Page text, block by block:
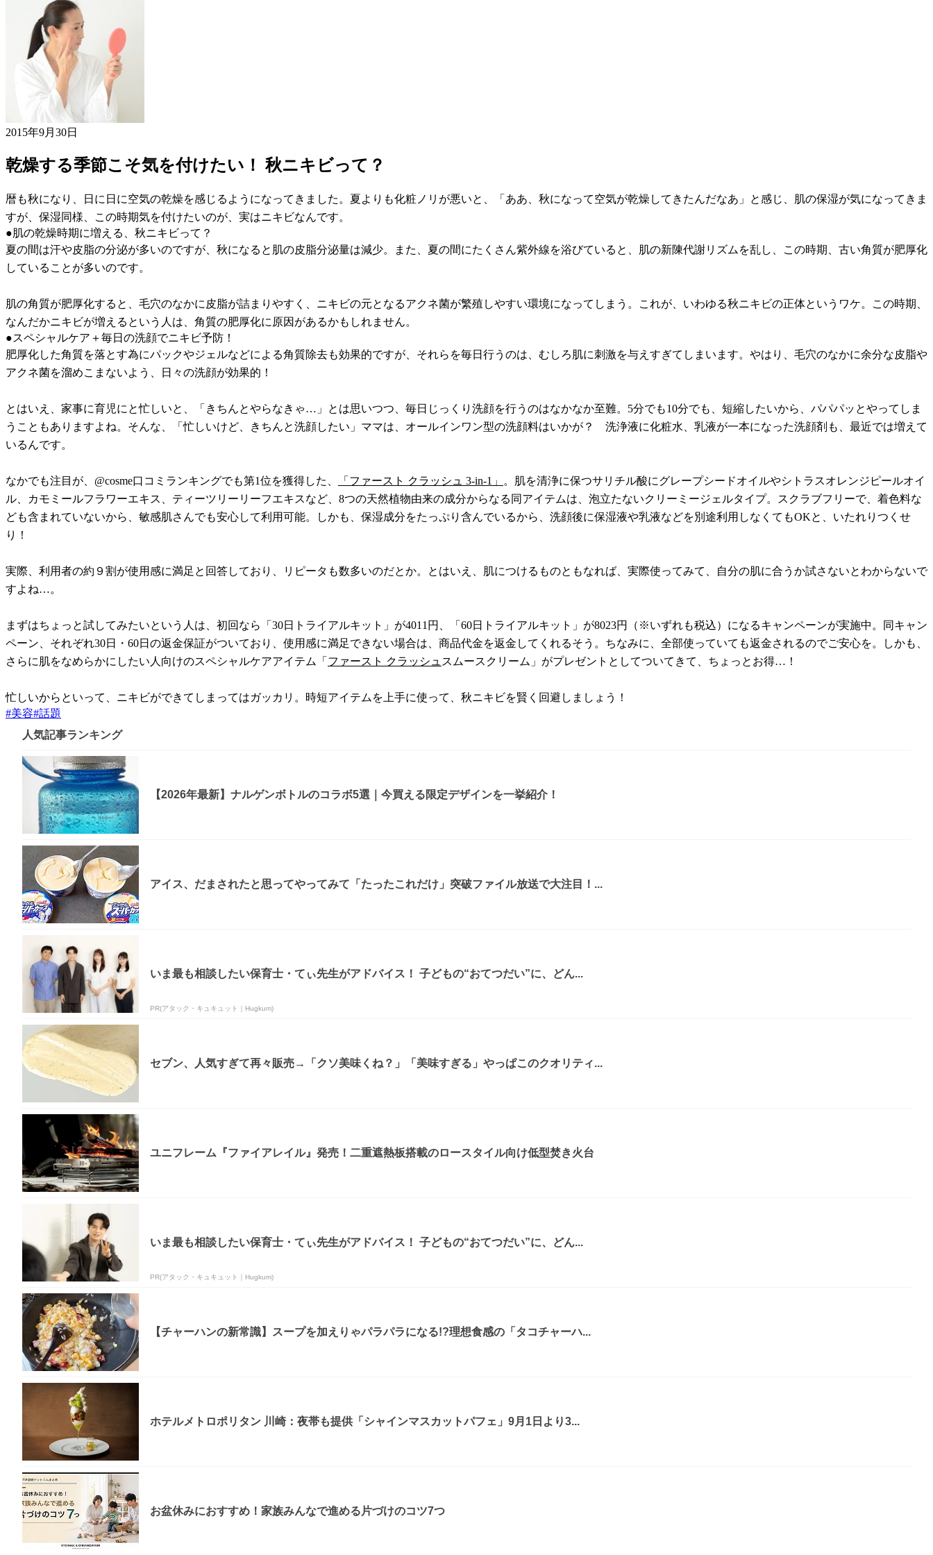
2015年9月30日
乾燥する季節こそ気を付けたい！ 秋ニキビって？
暦も秋になり、日に日に空気の乾燥を感じるようになってきました。夏よりも化粧ノリが悪いと、「ああ、秋になって空気が乾燥してきたんだなあ」と感じ、肌の保湿が気になってきま
すが、保湿同様、この時期気を付けたいのが、実はニキビなんです。
●肌の乾燥時期に増える、秋ニキビって？
夏の間は汗や皮脂の分泌が多いのですが、秋になると肌の皮脂分泌量は減少。また、夏の間にたくさん紫外線を浴びていると、肌の新陳代謝リズムを乱し、この時期、古い角質が肥厚化
していることが多いのです。
肌の角質が肥厚化すると、毛穴のなかに皮脂が詰まりやすく、ニキビの元となるアクネ菌が繁殖しやすい環境になってしまう。これが、いわゆる秋ニキビの正体というワケ。この時期、
なんだかニキビが増えるという人は、角質の肥厚化に原因があるかもしれません。
●スペシャルケア＋毎日の洗顔でニキビ予防！
肥厚化した角質を落とす為にパックやジェルなどによる角質除去も効果的ですが、それらを毎日行うのは、むしろ肌に刺激を与えすぎてしまいます。やはり、毛穴のなかに余分な皮脂や
アクネ菌を溜めこまないよう、日々の洗顔が効果的！
とはいえ、家事に育児にと忙しいと、「きちんとやらなきゃ…」とは思いつつ、毎日じっくり洗顔を行うのはなかなか至難。5分でも10分でも、短縮したいから、パパパッとやってしま
うこともありますよね。そんな、「忙しいけど、きちんと洗顔したい」ママは、オールインワン型の洗顔料はいかが？ 洗浄液に化粧水、乳液が一本になった洗顔剤も、最近では増えて
いるんです。
なかでも注目が、@cosme口コミランキングでも第1位を獲得した、 「ファースト クラッシュ 3-in-1」
。肌を清浄に保つサリチル酸にグレープシードオイルやシトラスオレンジピールオイ
ル、カモミールフラワーエキス、ティーツリーリーフエキスなど、8つの天然植物由来の成分からなる同アイテムは、泡立たないクリーミージェルタイプ。スクラブフリーで、着色料な
ども含まれていないから、敏感肌さんでも安心して利用可能。しかも、保湿成分をたっぷり含んでいるから、洗顔後に保湿液や乳液などを別途利用しなくてもOKと、いたれりつくせ
り！
実際、利用者の約９割が使用感に満足と回答しており、リピータも数多いのだとか。とはいえ、肌につけるものともなれば、実際使ってみて、自分の肌に合うか試さないとわからないで
すよね…。
まずはちょっと試してみたいという人は、初回なら「30日トライアルキット」が4011円、「60日トライアルキット」が8023円（※いずれも税込）になるキャンペーンが実施中。同キャン
ペーン、それぞれ30日・60日の返金保証がついており、使用感に満足できない場合は、商品代金を返金してくれるそう。ちなみに、全部使っていても返金されるのでご安心を。しかも、
さらに肌をなめらかにしたい人向けのスペシャルケアアイテム「 ファースト クラッシュ スムースクリーム」がプレゼントとしてついてきて、ちょっとお得…！
忙しいからといって、ニキビができてしまってはガッカリ。時短アイテムを上手に使って、秋ニキビを賢く回避しましょう！
#美容#話題
人気記事ランキング
【2026年最新】ナルゲンボトルのコラボ5選｜今買える限定デザインを一挙紹介！
アイス、だまされたと思ってやってみて「たったこれだけ」突破ファイル放送で大注目！...
いま最も相談したい保育士・てぃ先生がアドバイス！ 子どもの“おてつだい”に、どん...
PR(アタック・キュキュット｜Hugkum)
セブン、人気すぎて再々販売→「クソ美味くね？」「美味すぎる」やっぱこのクオリティ...
ユニフレーム『ファイアレイル』発売！二重遮熱板搭載のロースタイル向け低型焚き火台
いま最も相談したい保育士・てぃ先生がアドバイス！ 子どもの“おてつだい”に、どん...
PR(アタック・キュキュット｜Hugkum)
【チャーハンの新常識】スープを加えりゃパラパラになる!?理想食感の「タコチャーハ...
ホテルメトロポリタン 川崎：夜帯も提供「シャインマスカットパフェ」9月1日より3...
お盆休みにおすすめ！家族みんなで進める片づけのコツ7つ